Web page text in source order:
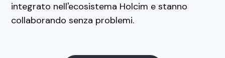
integrato nell'ecosistema Holcim e stanno
collaborando senza problemi.